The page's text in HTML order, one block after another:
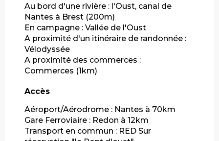
Au bord d'une rivière : l'Oust, canal de
Nantes à Brest (200m)
En campagne : Vallée de l'Oust
A proximité d'un itinéraire de randonnée :
Vélodyssée
A proximité des commerces :
Commerces (1km)
Accès
Accès
Aéroport/Aérodrome : Nantes à 70km
Gare Ferroviaire : Redon à 12km
Transport en commun : RED Sur